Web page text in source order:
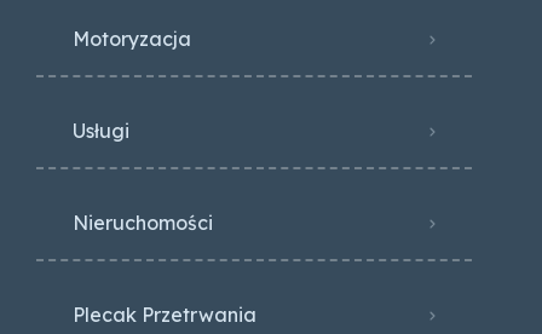
Motoryzacja
Usługi
Nieruchomości
Plecak Przetrwania